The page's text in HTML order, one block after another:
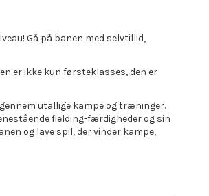
Gå på banen med selvtillid,
er ikke kun førsteklasses, den er
utallige kampe og træninger.
fielding-færdigheder og sin
og lave spil, der vinder kampe,